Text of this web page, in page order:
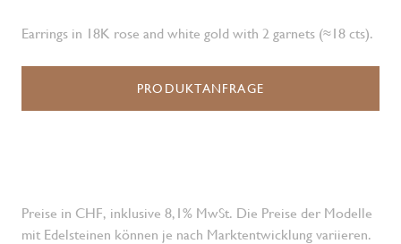
Earrings in 18K rose and white gold with 2 garnets (≈18 cts).
PRODUKTANFRAGE
Preise in CHF, inklusive 8,1% MwSt. Die Preise der Modelle
mit Edelsteinen können je nach Marktentwicklung variieren.